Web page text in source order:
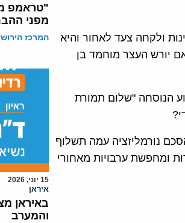
ולקחה צעד לאחור והיא
יורש העצר מוחמד בן
הנוסחה "שלום תמורת
נורמליזציה עמה תשלוף
ומחפשת ערבויות מאחורי
"טראמפ
מפני
המרכז
15 יוני, 2026
איראן
באיראן
והמערב